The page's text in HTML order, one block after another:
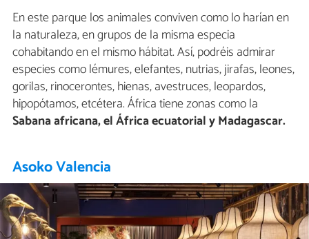
En este parque los animales conviven como lo harían en
la naturaleza, en grupos de la misma especia
cohabitando en el mismo hábitat. Así, podréis admirar
especies como lémures, elefantes, nutrias, jirafas, leones,
gorilas, rinocerontes, hienas, avestruces, leopardos,
hipopótamos, etcétera. África tiene zonas como la
Sabana africana, el África ecuatorial y Madagascar.
Asoko Valencia